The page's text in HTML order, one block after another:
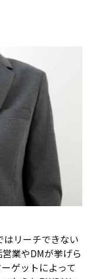
はリーチできない
業やDMが挙げら
ゲットによって